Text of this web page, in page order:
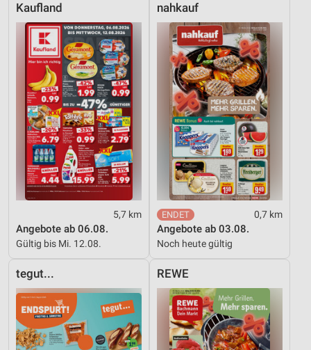
Kaufland
5,7 km
Angebote ab 06.08.
Gültig bis Mi. 12.08.
nahkauf
0,7 km
Angebote ab 03.08.
Noch heute gültig
tegut... REWE
Analyse von Zielgruppen durch Statistiken oder
Kombinationen von Daten aus verschiedenen
Quellen
Entwicklung und Verbesserung der Angebote
Verwendung reduzierter Daten zur Auswahl von
Inhalten
IAB-Besonderheiten:
Verwendung genauer Standortdaten
Geräte anhand von aktiv angeforderten
Informationen identifizieren
Nicht-IAB-Verarbeitungszwecke:
Notwendig
Performance
Funktional
Werbung